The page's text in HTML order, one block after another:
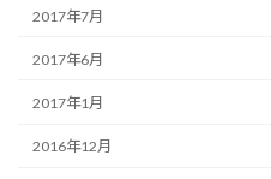
2017年7月
2017年6月
2017年1月
2016年12月